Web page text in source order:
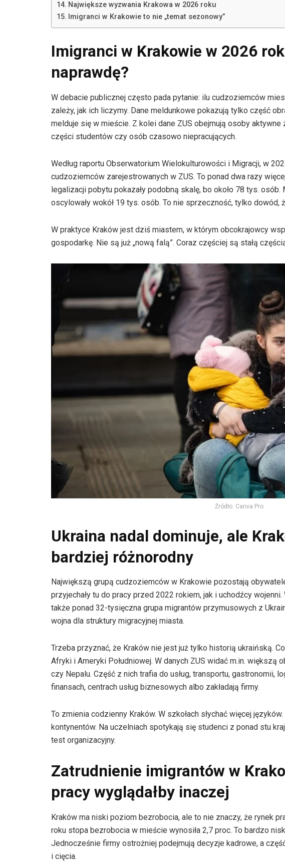
Największe wyzwania Krakowa w 2026 roku
Imigranci w Krakowie to nie „temat sezonowy”
Imigranci w Krakowie w 2026
naprawdę?
W debacie publicznej często pada pytanie: ilu cudzoziemców
zależy, jak ich liczymy. Dane meldunkowe pokazują tylko część
melduje się w mieście. Z kolei dane ZUS obejmują osoby
części studentów czy osób czasowo niepracujących.
Według raportu Obserwatorium Wielokulturowości i Migracji, w
cudzoziemców zarejestrowanych w ZUS. To ponad dwa razy
legalizacji pobytu pokazały podobną skalę, bo około 78 tys.
oscylowały wokół 19 tys. osób. To nie sprzeczność, tylko dowód,
W praktyce Kraków jest dziś miastem, w którym obcokrajowcy
gospodarkę. Nie są już „nową falą”. Coraz częściej są stałą
Źródło: Canva Pro
Ukraina nadal dominuje, ale
bardziej różnorodny
Największą grupą cudzoziemców w Krakowie pozostają
przyjechały tu do pracy przed 2022 rokiem, jak i uchodźcy
także ponad 32-tysięczna grupa migrantów przymusowych z
wojna dla struktury migracyjnej miasta.
Trzeba przyznać, że Kraków nie jest już tylko historią ukraińską.
Afryki i Ameryki Południowej. W danych ZUS widać m.in. większą
czy Nepalu. Część z nich trafia do usług, transportu, gastronomii,
finansach, centrach usług biznesowych albo zakładają firmy.
To zmienia codzienny Kraków. W szkołach słychać więcej
kontynentów. Na uczelniach spotykają się studenci z ponad stu
test organizacyjny.
Zatrudnienie imigrantów w
pracy wyglądałby inaczej
Kraków ma niski poziom bezrobocia, ale to nie znaczy, że rynek
roku stopa bezrobocia w mieście wynosiła 2,7 proc. To bardzo
Jednocześnie firmy ostrożniej podejmują decyzje kadrowe, a
i cięcia.